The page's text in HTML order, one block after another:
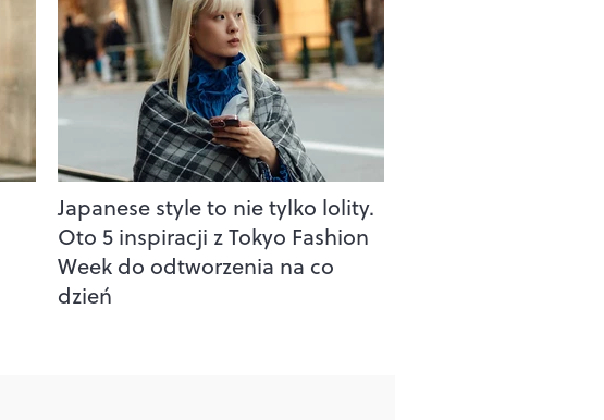
Japanese style to nie tylko lolity.
Oto 5 inspiracji z Tokyo Fashion
Week do odtworzenia na co
dzień